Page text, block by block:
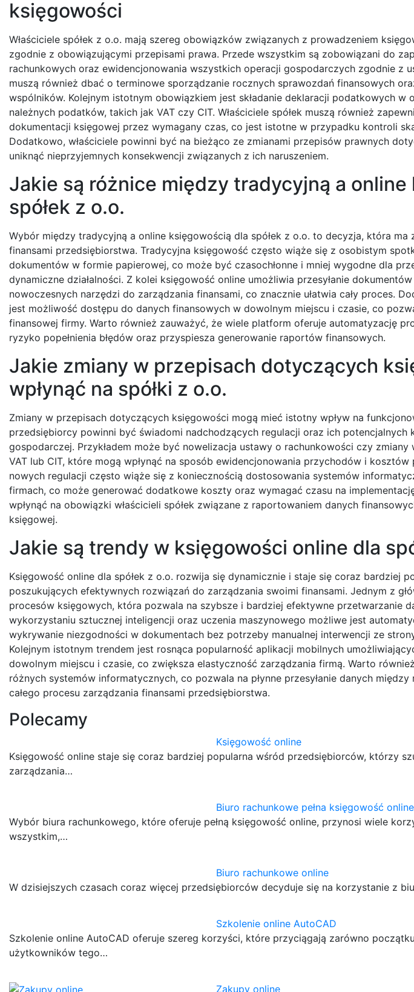
księgowości
Właściciele spółek z o.o. mają szereg obowiązków związanych z prowadzeniem
zgodnie z obowiązującymi przepisami prawa. Przede wszystkim są zobowiązani do
rachunkowych oraz ewidencjonowania wszystkich operacji gospodarczych zgodnie z
muszą również dbać o terminowe sporządzanie rocznych sprawozdań finansowych
wspólników. Kolejnym istotnym obowiązkiem jest składanie deklaracji podatkowych w
należnych podatków, takich jak VAT czy CIT. Właściciele spółek muszą również
dokumentacji księgowej przez wymagany czas, co jest istotne w przypadku kontroli
Dodatkowo, właściciele powinni być na bieżąco ze zmianami przepisów prawnych
uniknąć nieprzyjemnych konsekwencji związanych z ich naruszeniem.
Jakie są różnice między tradycyjną a online
spółek z o.o.
Wybór między tradycyjną a online księgowością dla spółek z o.o. to decyzja, która ma
finansami przedsiębiorstwa. Tradycyjna księgowość często wiąże się z osobistym
dokumentów w formie papierowej, co może być czasochłonne i mniej wygodne dla
dynamiczne działalności. Z kolei księgowość online umożliwia przesyłanie
nowoczesnych narzędzi do zarządzania finansami, co znacznie ułatwia cały proces.
jest możliwość dostępu do danych finansowych w dowolnym miejscu i czasie, co
finansowej firmy. Warto również zauważyć, że wiele platform oferuje automatyzację
ryzyko popełnienia błędów oraz przyspiesza generowanie raportów finansowych.
Jakie zmiany w przepisach dotyczących
wpłynąć na spółki z o.o.
Zmiany w przepisach dotyczących księgowości mogą mieć istotny wpływ na
przedsiębiorcy powinni być świadomi nadchodzących regulacji oraz ich potencjalnych
gospodarczej. Przykładem może być nowelizacja ustawy o rachunkowości czy
VAT lub CIT, które mogą wpłynąć na sposób ewidencjonowania przychodów i
nowych regulacji często wiąże się z koniecznością dostosowania systemów
firmach, co może generować dodatkowe koszty oraz wymagać czasu na
wpłynąć na obowiązki właścicieli spółek związane z raportowaniem danych
księgowej.
Jakie są trendy w księgowości online dla
Księgowość online dla spółek z o.o. rozwija się dynamicznie i staje się coraz bardziej
poszukujących efektywnych rozwiązań do zarządzania swoimi finansami. Jednym z
procesów księgowych, która pozwala na szybsze i bardziej efektywne przetwarzanie
wykorzystaniu sztucznej inteligencji oraz uczenia maszynowego możliwe jest
wykrywanie niezgodności w dokumentach bez potrzeby manualnej interwencji ze
Kolejnym istotnym trendem jest rosnąca popularność aplikacji mobilnych
dowolnym miejscu i czasie, co zwiększa elastyczność zarządzania firmą. Warto
różnych systemów informatycznych, co pozwala na płynne przesyłanie danych
całego procesu zarządzania finansami przedsiębiorstwa.
Polecamy
Księgowość online
Księgowość online staje się coraz bardziej popularna wśród przedsiębiorców, którzy
zarządzania…
Biuro rachunkowe pełna księgowość online
Wybór biura rachunkowego, które oferuje pełną księgowość online, przynosi wiele
wszystkim,…
Biuro rachunkowe online
W dzisiejszych czasach coraz więcej przedsiębiorców decyduje się na korzystanie z
Szkolenie online AutoCAD
Szkolenie online AutoCAD oferuje szereg korzyści, które przyciągają zarówno
użytkowników tego…
Zakupy online